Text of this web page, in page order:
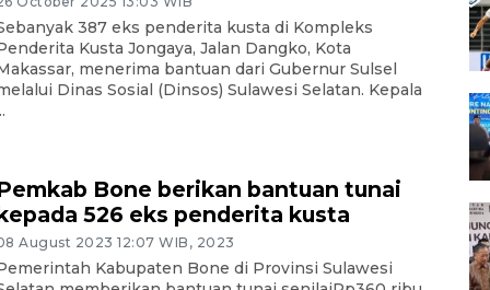
387 eks penderita kusta di Kompleks
Kusta Jongaya, Jalan Dangko, Kota
menerima bantuan dari Gubernur Sulsel
Dinas Sosial (Dinsos) Sulawesi Selatan. Kepala
Bone berikan bantuan tunai
526 eks penderita kusta
August 2023 12:07 WIB, 2023
Kabupaten Bone di Provinsi Sulawesi